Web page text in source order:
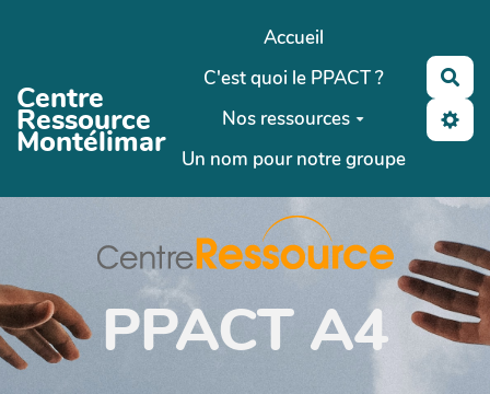
Centre
Ressource
Montélimar
Accueil
C'est quoi le PPACT ?
Nos ressources
Un nom pour notre groupe
PPACT A4